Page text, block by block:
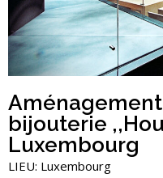
bijouterie
Luxembourg
LIEU: Luxembourg